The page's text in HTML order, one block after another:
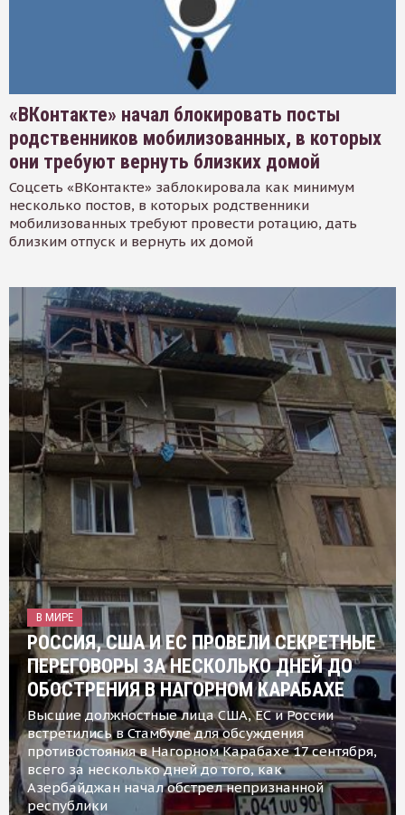
«ВКонтакте» начал блокировать посты
родственников мобилизованных, в которых
они требуют вернуть близких домой
Соцсеть «ВКонтакте» заблокировала как минимум
несколько постов, в которых родственники
мобилизованных требуют провести ротацию, дать
близким отпуск и вернуть их домой
В МИРЕ
РОССИЯ, США И ЕС ПРОВЕЛИ СЕКРЕТНЫЕ
ПЕРЕГОВОРЫ ЗА НЕСКОЛЬКО ДНЕЙ ДО
ОБОСТРЕНИЯ В НАГОРНОМ КАРАБАХЕ
Высшие должностные лица США, ЕС и России
встретились в Стамбуле для обсуждения
противостояния в Нагорном Карабахе 17 сентября,
всего за несколько дней до того, как
Азербайджан начал обстрел непризнанной
республики